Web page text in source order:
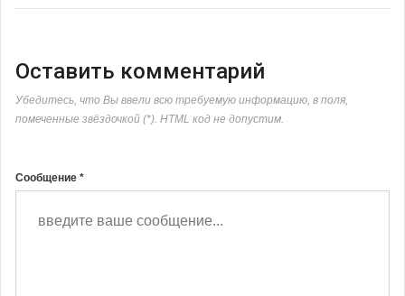
Оставить комментарий
Убедитесь, что Вы ввели всю требуемую информацию, в поля,
помеченные звёздочкой (*). HTML код не допустим.
Сообщение *